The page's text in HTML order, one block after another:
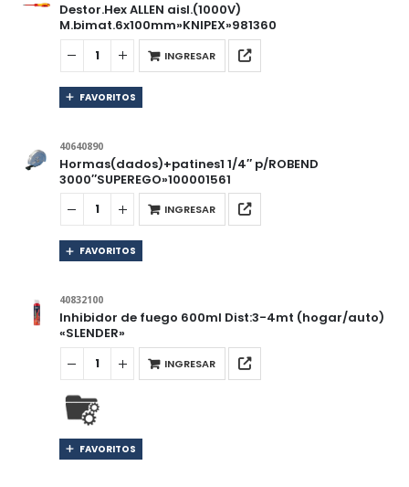
Destor.Hex ALLEN aisl.(1000V)
M.bimat.6x100mm»KNIPEX»981360
INGRESAR
FAVORITOS
40640890
Hormas(dados)+patines1 1/4″ p/ROBEND
3000″SUPEREGO»100001561
INGRESAR
FAVORITOS
40832100
Inhibidor de fuego 600ml Dist:3-4mt (hogar/auto)
«SLENDER»
INGRESAR
FAVORITOS